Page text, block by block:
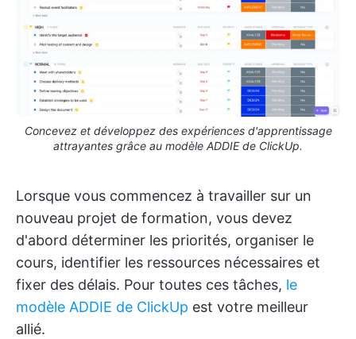
Concevez et développez des expériences d'apprentissage
attrayantes grâce au modèle ADDIE de ClickUp.
Lorsque vous commencez à travailler sur un
nouveau projet de formation, vous devez
d'abord déterminer les priorités, organiser le
cours, identifier les ressources nécessaires et
fixer des délais. Pour toutes ces tâches, le
modèle ADDIE de ClickUp est votre meilleur
allié.